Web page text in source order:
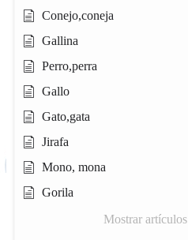
Conejo,coneja
Gallina
Perro,perra
Gallo
Gato,gata
Jirafa
Mono, mona
Gorila
Mostrar